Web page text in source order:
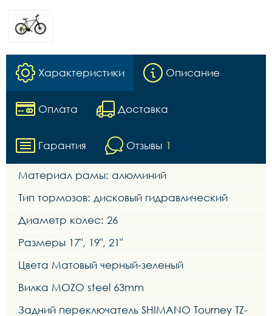
Характеристики Описание
Оплата Доставка
Гарантия Отзывы 1
Материал рамы: алюминий
Тип тормозов: дисковый гидравлический
Диаметр колес: 26
Размеры 17", 19", 21"
Цвета Матовый черный-зеленый
Вилка MOZO steel 63mm
Задний переключатель SHIMANO Tourney TZ-